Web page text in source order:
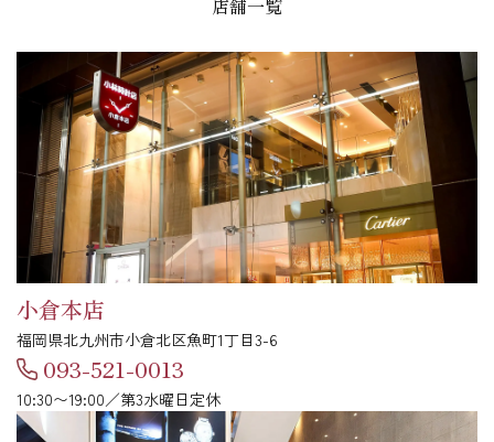
店舗一覧
小倉本店
福岡県北九州市小倉北区魚町1丁目3-6
093-521-0013
10:30〜19:00／第3水曜日定休